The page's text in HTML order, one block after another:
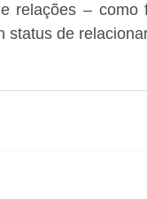
relações –
status de